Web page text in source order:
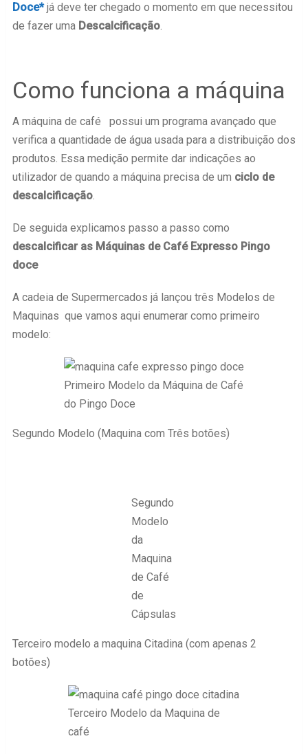
Doce* já deve ter chegado o momento em que necessitou
de fazer uma Descalcificação.
Como funciona a máquina
A máquina de café possui um programa avançado que
verifica a quantidade de água usada para a distribuição dos
produtos. Essa medição permite dar indicações ao
utilizador de quando a máquina precisa de um ciclo de
descalcificação.
De seguida explicamos passo a passo como
descalcificar as Máquinas de Café Expresso Pingo
doce
A cadeia de Supermercados já lançou três Modelos de
Maquinas que vamos aqui enumerar como primeiro
modelo:
Primeiro Modelo da Máquina de Café
do Pingo Doce
Segundo Modelo (Maquina com Três botões)
Segundo
Modelo
da
Maquina
de Café
de
Cápsulas
Terceiro modelo a maquina Citadina (com apenas 2
botões)
Terceiro Modelo da Maquina de
café